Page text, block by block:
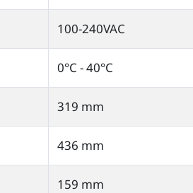
100-240VAC
0°C - 40°C
319 mm
436 mm
159 mm